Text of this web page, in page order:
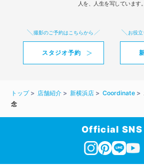
人を、人生を写しています。
撮影のご予約はこちらから
スタジオ予約
お役
トップ 店舗紹介 新横浜店 Coordinate
念
Official SNS